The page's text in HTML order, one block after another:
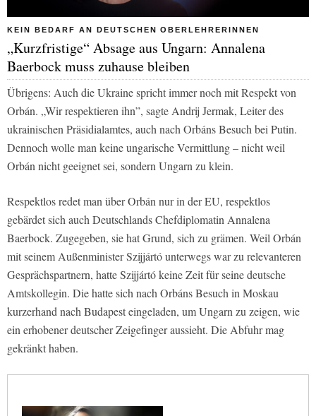
KEIN BEDARF AN DEUTSCHEN OBERLEHRERINNEN
„Kurzfristige“ Absage aus Ungarn: Annalena
Baerbock muss zuhause bleiben
Übrigens: Auch die Ukraine spricht immer noch mit Respekt von
Orbán. „Wir respektieren ihn”, sagte Andrij Jermak, Leiter des
ukrainischen Präsidialamtes, auch nach Orbáns Besuch bei Putin.
Dennoch wolle man keine ungarische Vermittlung – nicht weil
Orbán nicht geeignet sei, sondern Ungarn zu klein.
Respektlos redet man über Orbán nur in der EU, respektlos
gebärdet sich auch Deutschlands Chefdiplomatin Annalena
Baerbock. Zugegeben, sie hat Grund, sich zu grämen. Weil Orbán
mit seinem Außenminister Szijjártó unterwegs war zu relevanteren
Gesprächspartnern, hatte Szijjártó keine Zeit für seine deutsche
Amtskollegin. Die hatte sich nach Orbáns Besuch in Moskau
kurzerhand nach Budapest eingeladen, um Ungarn zu zeigen, wie
ein erhobener deutscher Zeigefinger aussieht. Die Abfuhr mag
gekränkt haben.